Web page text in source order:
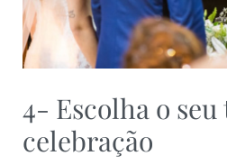
4- Escolha o
celebração